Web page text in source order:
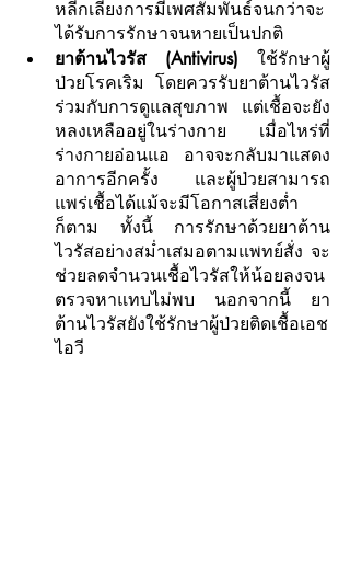
หลีกเลี่ยงการมีเพศสัมพันธ์จนกว่าจะ
ได้รับการรักษาจนหายเป็นปกติ
ยาต้านไวรัส (Antivirus) ใช้รักษาผู้
ป่วยโรคเริม โดยควรรับยาต้านไวรัส
ร่วมกับการดูแลสุขภาพ แต่เชื้อจะยัง
หลงเหลืออยู่ในร่างกาย เมื่อไหร่ที่
ร่างกายอ่อนแอ อาจจะกลับมาแสดง
อาการอีกครั้ง และผู้ป่วยสามารถ
แพร่เชื้อได้แม้จะมีโอกาสเสี่ยงต่ำ
ก็ตาม ทั้งนี้ การรักษาด้วยยาต้าน
ไวรัสอย่างสม่ำเสมอตามแพทย์สั่ง จะ
ช่วยลดจำนวนเชื้อไวรัสให้น้อยลงจน
ตรวจหาแทบไม่พบ นอกจากนี้ ยา
ต้านไวรัสยังใช้รักษาผู้ป่วยติดเชื้อเอช
ไอวี